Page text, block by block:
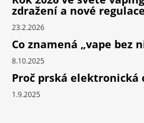
zdražení a nové regulace
23.2.2026
Co znamená „vape bez
8.10.2025
Proč prská elektronická
1.9.2025